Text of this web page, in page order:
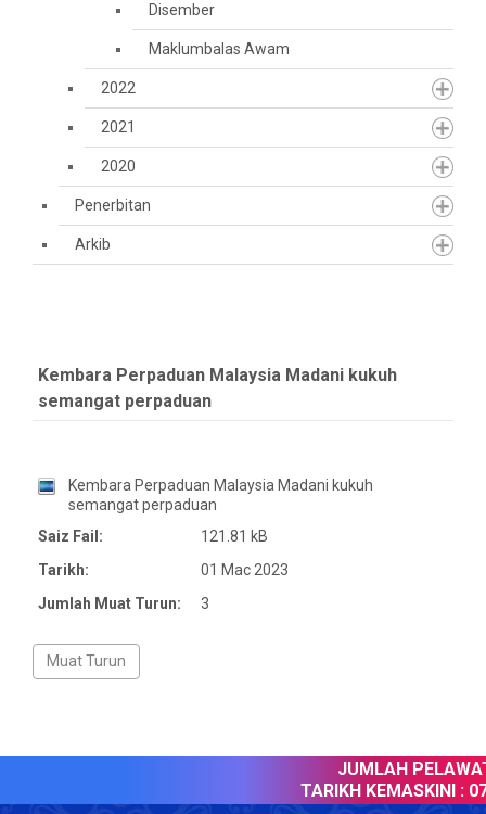
Disember
Maklumbalas Awam
2022
2021
2020
Penerbitan
Arkib
Kembara Perpaduan Malaysia Madani kukuh
semangat perpaduan
Kembara Perpaduan Malaysia Madani kukuh
semangat perpaduan
Saiz Fail:
121.81 kB
Tarikh:
01 Mac 2023
Jumlah Muat Turun:
3
JUMLAH
TARIKH KEMASKINI : 07